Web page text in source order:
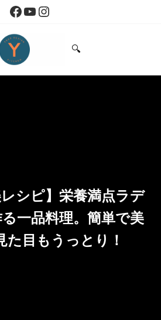
Facebook
YouTube
Instagram
Design Kitchen
Search...
🔍
レシピ】栄養満点ラデ
一品料理。簡単で美
た目もうっとり！